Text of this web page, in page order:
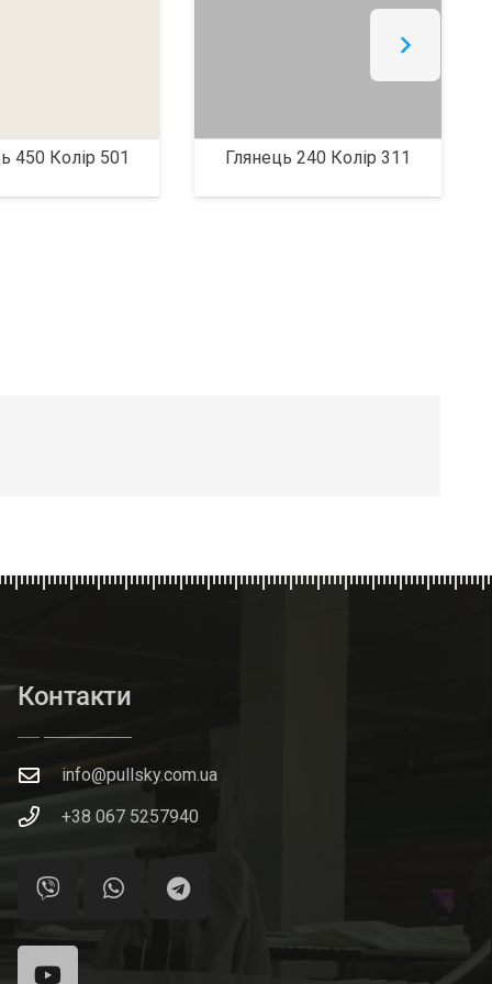
450 Колір 501 Глянець 240 Колір 311
Контакти
info@pullsky.com.ua
+38 067 5257940